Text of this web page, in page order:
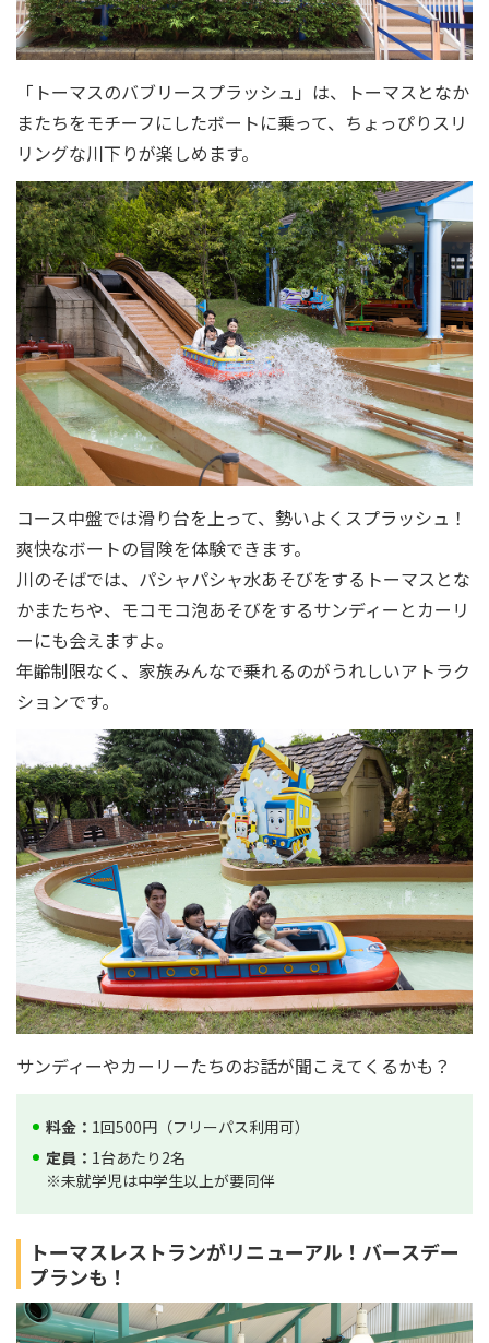
「トーマスのバブリースプラッシュ」は、トーマスとなか
またちをモチーフにしたボートに乗って、ちょっぴりスリ
リングな川下りが楽しめます。
コース中盤では滑り台を上って、勢いよくスプラッシュ！
爽快なボートの冒険を体験できます。
川のそばでは、パシャパシャ水あそびをするトーマスとな
かまたちや、モコモコ泡あそびをするサンディーとカーリ
ーにも会えますよ。
年齢制限なく、家族みんなで乗れるのがうれしいアトラク
ションです。
サンディーやカーリーたちのお話が聞こえてくるかも？
料金： 1回500円（フリーパス利用可）
定員： 1台あたり2名
※未就学児は中学生以上が要同伴
トーマスレストランがリニューアル！バースデー
プランも！